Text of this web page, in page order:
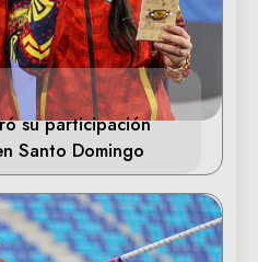
su participación
Santo Domingo